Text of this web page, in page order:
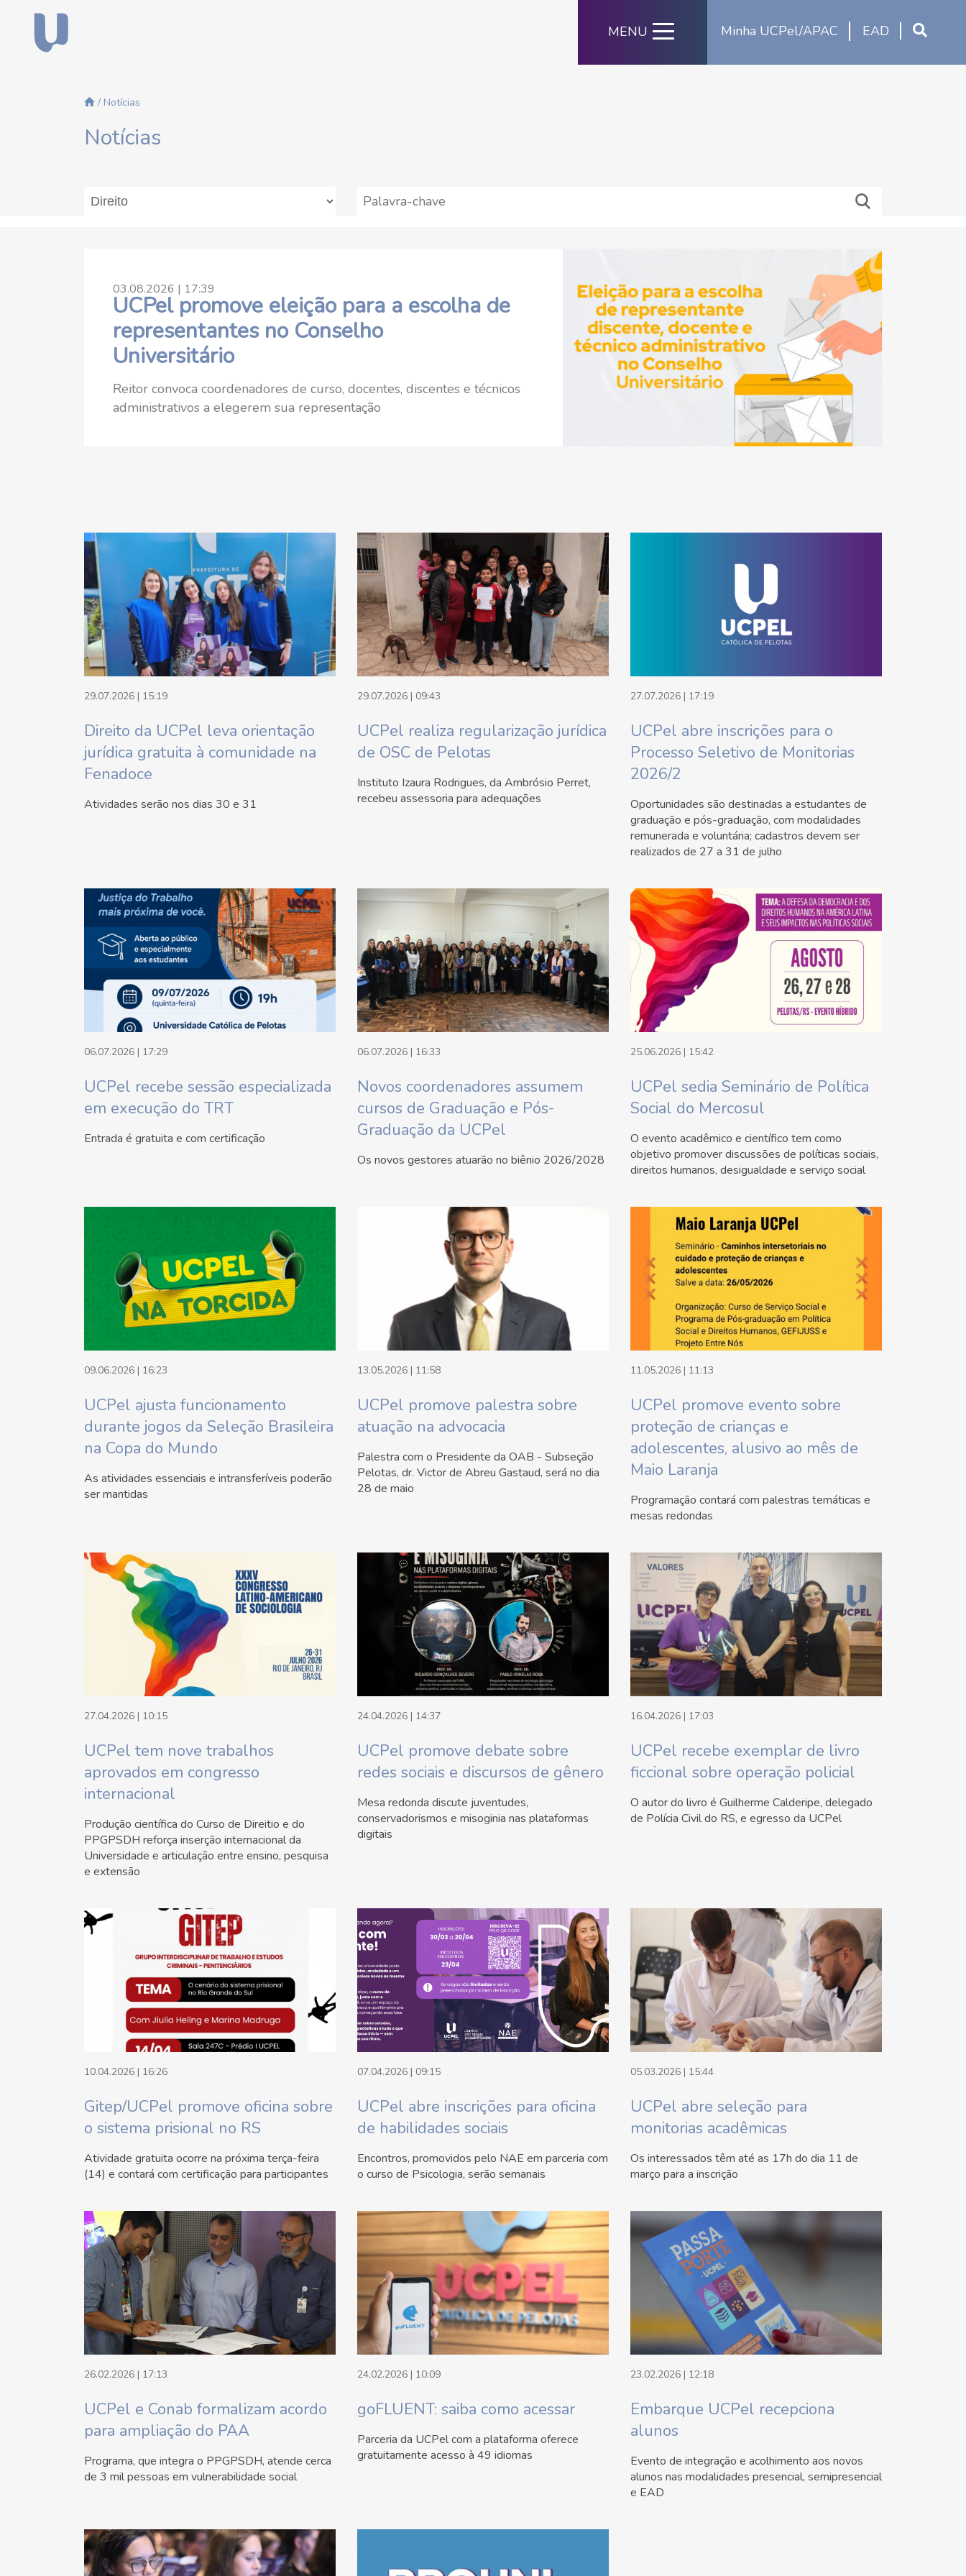
Minha UCPel/APAC EAD
MENU
/ Notícias
Notícias
03.08.2026 | 17:39
UCPel promove eleição para a escolha de
representantes no Conselho
Universitário
Reitor convoca coordenadores de curso, docentes, discentes e técnicos
administrativos a elegerem sua representação
29.07.2026 | 15:19
Direito da UCPel leva orientação
jurídica gratuita à comunidade na
Fenadoce
Atividades serão nos dias 30 e 31
29.07.2026 | 09:43
UCPel realiza regularização jurídica
de OSC de Pelotas
Instituto Izaura Rodrigues, da Ambrósio Perret,
recebeu assessoria para adequações
27.07.2026 | 17:19
UCPel abre inscrições para o
Processo Seletivo de Monitorias
2026/2
Oportunidades são destinadas a estudantes de
graduação e pós-graduação, com modalidades
remunerada e voluntária; cadastros devem ser
realizados de 27 a 31 de julho
06.07.2026 | 17:29
UCPel recebe sessão especializada
em execução do TRT
Entrada é gratuita e com certificação
06.07.2026 | 16:33
Novos coordenadores assumem
cursos de Graduação e Pós-
Graduação da UCPel
Os novos gestores atuarão no biênio 2026/2028
25.06.2026 | 15:42
UCPel sedia Seminário de Política
Social do Mercosul
O evento acadêmico e científico tem como
objetivo promover discussões de políticas sociais,
direitos humanos, desigualdade e serviço social
09.06.2026 | 16:23
UCPel ajusta funcionamento
durante jogos da Seleção Brasileira
na Copa do Mundo
As atividades essenciais e intransferíveis poderão
ser mantidas
13.05.2026 | 11:58
UCPel promove palestra sobre
atuação na advocacia
Palestra com o Presidente da OAB - Subseção
Pelotas, dr. Victor de Abreu Gastaud, será no dia
28 de maio
11.05.2026 | 11:13
UCPel promove evento sobre
proteção de crianças e
adolescentes, alusivo ao mês de
Maio Laranja
Programação contará com palestras temáticas e
mesas redondas
27.04.2026 | 10:15
UCPel tem nove trabalhos
aprovados em congresso
internacional
Produção científica do Curso de Direitio e do
PPGPSDH reforça inserção internacional da
Universidade e articulação entre ensino, pesquisa
e extensão
24.04.2026 | 14:37
UCPel promove debate sobre
redes sociais e discursos de gênero
Mesa redonda discute juventudes,
conservadorismos e misoginia nas plataformas
digitais
16.04.2026 | 17:03
UCPel recebe exemplar de livro
ficcional sobre operação policial
O autor do livro é Guilherme Calderipe, delegado
de Polícia Civil do RS, e egresso da UCPel
10.04.2026 | 16:26
Gitep/UCPel promove oficina sobre
o sistema prisional no RS
Atividade gratuita ocorre na próxima terça-feira
(14) e contará com certificação para participantes
07.04.2026 | 09:15
UCPel abre inscrições para oficina
de habilidades sociais
Encontros, promovidos pelo NAE em parceria com
o curso de Psicologia, serão semanais
05.03.2026 | 15:44
UCPel abre seleção para
monitorias acadêmicas
Os interessados têm até as 17h do dia 11 de
março para a inscrição
26.02.2026 | 17:13
UCPel e Conab formalizam acordo
para ampliação do PAA
Programa, que integra o PPGPSDH, atende cerca
de 3 mil pessoas em vulnerabilidade social
24.02.2026 | 10:09
goFLUENT: saiba como acessar
Parceria da UCPel com a plataforma oferece
gratuitamente acesso à 49 idiomas
23.02.2026 | 12:18
Embarque UCPel recepciona
alunos
Evento de integração e acolhimento aos novos
alunos nas modalidades presencial, semipresencial
e EAD